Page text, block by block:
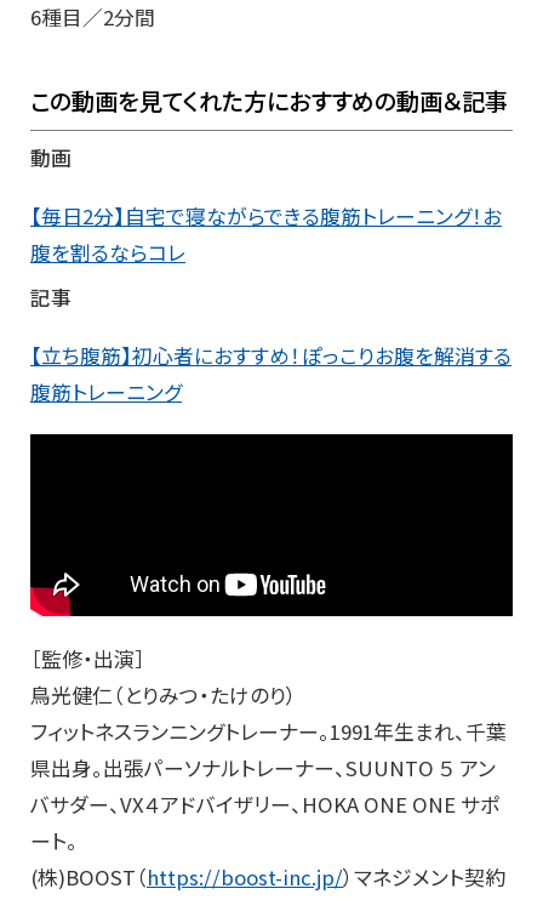
6種目／2分間
この動画を見てくれた方におすすめの動画＆記事
動画
【毎日2分】自宅で寝ながらできる腹筋トレーニング！お
腹を割るならコレ
記事
【立ち腹筋】初心者におすすめ！ぽっこりお腹を解消する
腹筋トレーニング
［監修・出演］
鳥光健仁（とりみつ・たけのり）
フィットネスランニングトレーナー。1991年生まれ、千葉
県出身。出張パーソナルトレーナー、SUUNTO ５ アン
バサダー、VX４アドバイザリー、HOKA ONE ONE サポ
ート。
(株)BOOST（https://boost-inc.jp/）マネジメント契約